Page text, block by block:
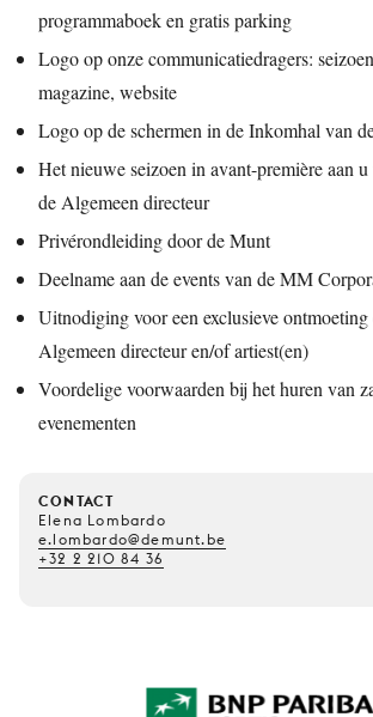
programmaboek en gratis parking
Logo op onze communicatiedragers:
magazine, website
Logo op de schermen in de Inkomhal van
Het nieuwe seizoen in avant-première aan
de Algemeen directeur
Privérondleiding door de Munt
Deelname aan de events van de MM
Uitnodiging voor een exclusieve
Algemeen directeur en/of artiest(en)
Voordelige voorwaarden bij het huren van
evenementen
CONTACT
Elena Lombardo
e.lombardo@demunt.be
+32 2 210 84 36